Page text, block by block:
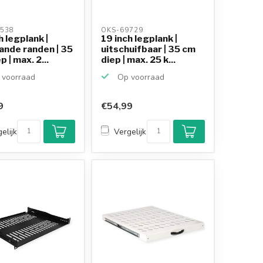
legplank |
randen | 35
| max. 2...
OKS-69729
19 inch legplank |
uitschuifbaar | 35 cm
diep | max. 25 k...
Op voorraad
€54,99
Vergelijk